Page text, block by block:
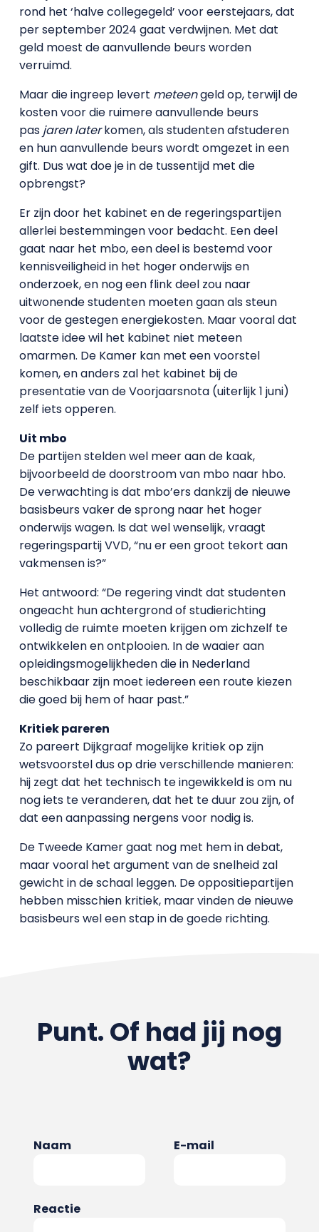
rond het ‘halve collegegeld’ voor eerstejaars, dat
per september 2024 gaat verdwijnen. Met dat
geld moest de aanvullende beurs worden
verruimd.
Maar die ingreep levert meteengeld op, terwijl de
kosten voor die ruimere aanvullende beurs
pas jaren laterkomen, als studenten afstuderen
en hun aanvullende beurs wordt omgezet in een
gift. Dus wat doe je in de tussentijd met die
opbrengst?
Er zijn door het kabinet en de regeringspartijen
allerlei bestemmingen voor bedacht. Een deel
gaat naar het mbo, een deel is bestemd voor
kennisveiligheid in het hoger onderwijs en
onderzoek, en nog een flink deel zou naar
uitwonende studenten moeten gaan als steun
voor de gestegen energiekosten. Maar vooral dat
laatste idee wil het kabinet niet meteen
omarmen. De Kamer kan met een voorstel
komen, en anders zal het kabinet bij de
presentatie van de Voorjaarsnota (uiterlijk 1 juni)
zelf iets opperen.
Uit mbo
De partijen stelden wel meer aan de kaak,
bijvoorbeeld de doorstroom van mbo naar hbo.
De verwachting is dat mbo’ers dankzij de nieuwe
basisbeurs vaker de sprong naar het hoger
onderwijs wagen. Is dat wel wenselijk, vraagt
regeringspartij VVD, “nu er een groot tekort aan
vakmensen is?”
Het antwoord: “De regering vindt dat studenten
ongeacht hun achtergrond of studierichting
volledig de ruimte moeten krijgen om zichzelf te
ontwikkelen en ontplooien. In de waaier aan
opleidingsmogelijkheden die in Nederland
beschikbaar zijn moet iedereen een route kiezen
die goed bij hem of haar past.”
Kritiek pareren
Zo pareert Dijkgraaf mogelijke kritiek op zijn
wetsvoorstel dus op drie verschillende manieren:
hij zegt dat het technisch te ingewikkeld is om nu
nog iets te veranderen, dat het te duur zou zijn, of
dat een aanpassing nergens voor nodig is.
De Tweede Kamer gaat nog met hem in debat,
maar vooral het argument van de snelheid zal
gewicht in de schaal leggen. De oppositiepartijen
hebben misschien kritiek, maar vinden de nieuwe
basisbeurs wel een stap in de goede richting.
Punt. Of had jij nog
wat?
Naam E-mail
Reactie